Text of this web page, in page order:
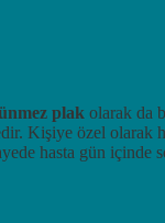
plak olarak da
Kişiye özel olarak
hasta gün içinde